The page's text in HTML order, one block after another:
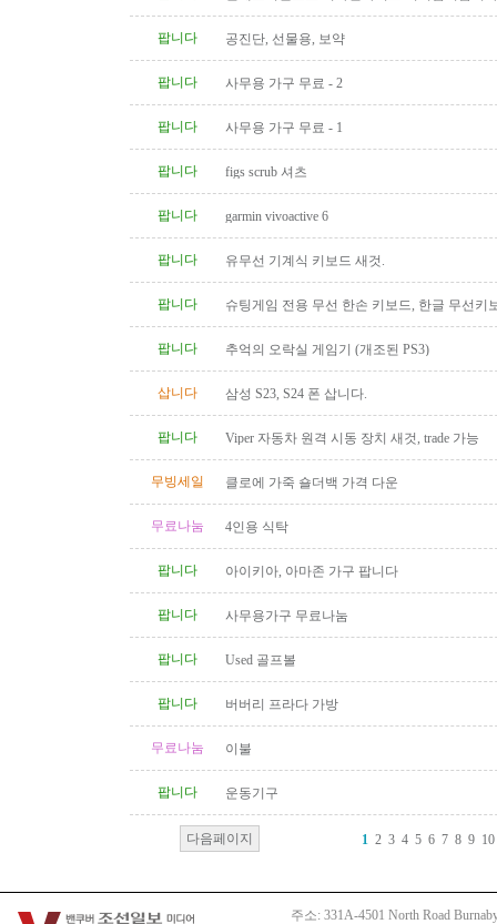
팝니다 공진단, 선물용, 보약
팝니다 사무용 가구 무료 - 2
팝니다 사무용 가구 무료 - 1
팝니다 figs scrub 셔츠
팝니다 garmin vivoactive 6
팝니다 유무선 기계식 키보드 새것.
팝니다
슈팅게임 전용 무선 한손 키보드, 한글 무선키
팝니다
추억의 오락실 게임기 (개조된 PS3)
삽니다 삼성 S23, S24 폰 삽니다.
팝니다 Viper 자동차 원격 시동 장치 새것, trade 가능
무빙세일 클로에 가죽 숄더백 가격 다운
무료나눔 4인용 식탁
팝니다 아이키아, 아마존 가구 팝니다
팝니다 사무용가구 무료나눔
팝니다 Used 골프볼
팝니다 버버리 프라다 가방
무료나눔 이불
팝니다 운동기구
다음페이지 1 2 3 4 5 6 7 8 9 10
주소: 331A-4501 North Road